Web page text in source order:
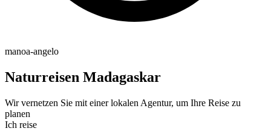
manoa-angelo
Naturreisen Madagaskar
Wir vernetzen Sie mit einer lokalen Agentur, um Ihre Reise zu
planen
Ich reise